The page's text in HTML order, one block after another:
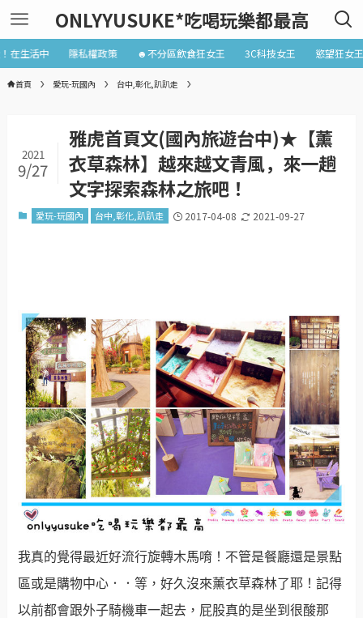
ONLYYUSUKE*吃喝玩樂都最高
在生活中 隱私權政策 ☻不分區飲食狂女王 3C科技女王 慾望狂女王
首頁 愛玩-玩國內 台中,彰化,趴趴走
雅虎首頁文(國內旅遊台中)★【薰
衣草森林】越來越文青風，來一趟
文字探索森林之旅吧！
2021
9/27
愛玩-玩國內 台中,彰化,趴趴走 2017-04-08 2021-09-27
我真的覺得最近好流行旋轉木馬唷！不管是餐廳還是景點
區或是購物中心．．等，好久沒來薰衣草森林了耶！記得
以前都會跟外子騎機車一起去，屁股真的是坐到很酸那